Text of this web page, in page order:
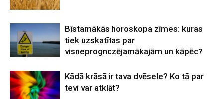
Bīstamākās horoskopa zīmes: kuras
tiek uzskatītas par
visneprognozējamākajām un kāpēc?
Kādā krāsā ir tava dvēsele? Ko tā par
tevi var atklāt?